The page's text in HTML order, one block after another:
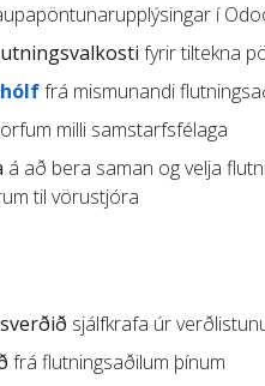
í
fyrir tiltekna
frá mismunandi
milli samstarfsfélaga
á að bera saman og velja
til vörustjóra
sjálfkrafa úr
frá flutningsaðilum þínum